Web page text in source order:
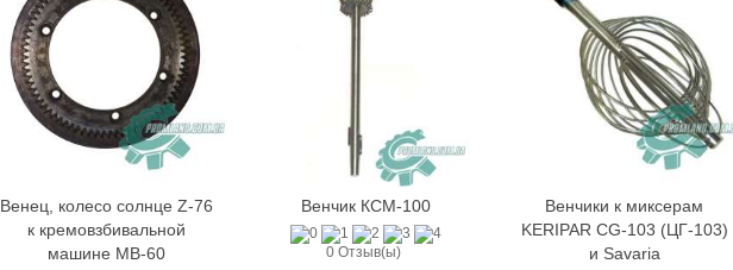
Пневматический электроклапан
CNYUXI
600,00 ₴
Ajax StarterKit, StarterKit Cam,
StarterKit Cam...
Опора Л4-ХТВ
2 000,00 ₴
В корзину
Венец, колесо солнце Z-76
к кремовзбивальной
машине МВ-60
В корзину
Венчик КСМ-100
0 Отзыв(ы)
Быстрый просмотр
Венчики к миксерам
KERIPAR CG-103 (ЦГ-103)
и Savaria